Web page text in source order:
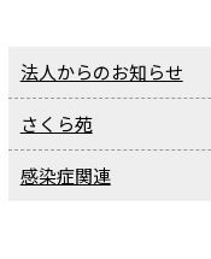
法人からのお知らせ
さくら苑
感染症関連